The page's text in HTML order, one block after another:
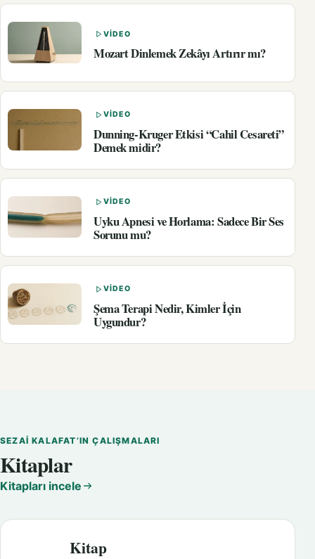
VIDEO
Mozart Dinlemek Zekâyı Artırır mı?
VIDEO
Dunning-Kruger Etkisi “Cahil Cesareti”
Demek midir?
VIDEO
Uyku Apnesi ve Horlama: Sadece Bir Ses
Sorunu mu?
VIDEO
Şema Terapi Nedir, Kimler İçin
Uygundur?
SEZAI KALAFAT’IN ÇALIŞMALARI
Kitaplar
Kitapları incele
Kitap